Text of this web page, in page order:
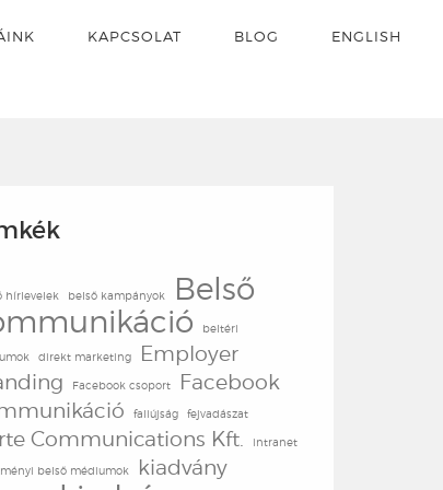
KAPCSOLAT BLOG ENGLISH
hírlevelek belső kampányok
Belső
beltéri
direkt marketing
Employer
Facebook csoport
Facebook
faliújság fejvadászat
Communications Kft. intranet
belső médiumok
kiadvány